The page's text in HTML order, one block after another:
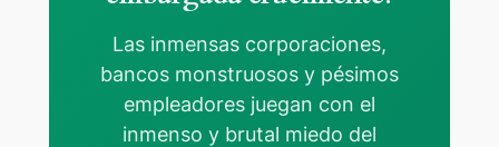
Las inmensas corporaciones,
bancos monstruosos y pésimos
empleadores juegan con el
inmenso y brutal miedo del